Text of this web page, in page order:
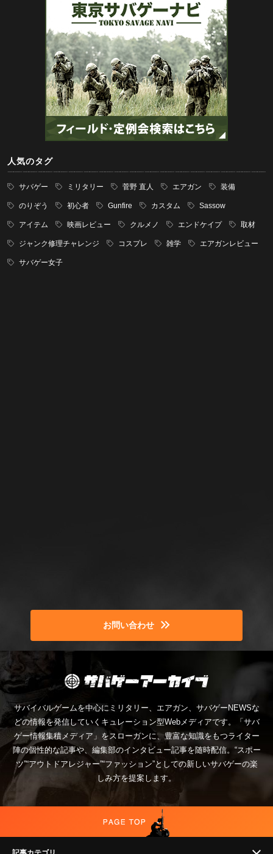
人気のタグ
サバゲー ミリタリー 菅野 直人 エアガン 装備
のりぞう 初心者 Gunfire カスタム Sassow
アイテム 映画レビュー クルメノ エンドケイプ 取材
ジャンク修理チャレンジ コスプレ 雑学 エアガンレビュー
サバゲー女子
お問い合わせ
サバイバルゲームを中心にミリタリー、エアガン、サバゲーNEWSな
どの情報を発信していくキュレーション型Webメディアです。「サバ
ゲー情報集積メディア」をスローガンに、豊富な知識をもつライター
陣の個性的な記事や、編集部のインタビュー記事を随時配信。“スポー
ツ”“アウトドアレジャー”“ファッション”としての新しいサバゲーの楽
しみ方を提案します。